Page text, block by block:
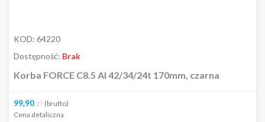
KOD: 64220
Dostępność: Brak
Korba FORCE C8.5 Al 42/34/24t 170mm, czarna
99,90 zł (brutto)
Cena detaliczna